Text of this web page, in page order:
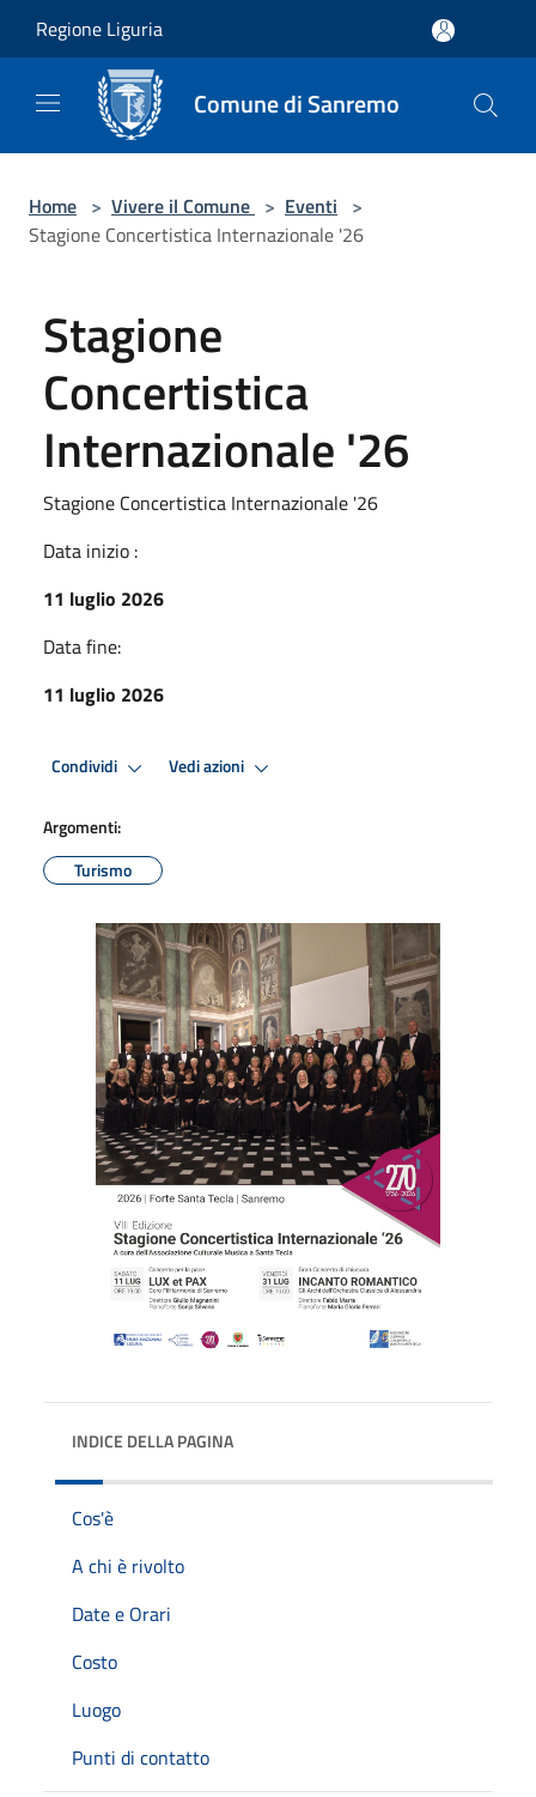
Regione Liguria
Comune di Sanremo
Home > Vivere il Comune > Eventi >
Stagione Concertistica Internazionale '26
Stagione
Concertistica
Internazionale '26
Stagione Concertistica Internazionale '26
Data inizio :
11 luglio 2026
Data fine:
11 luglio 2026
Condividi Vedi azioni
Argomenti:
Turismo
INDICE DELLA PAGINA
Cos'è
A chi è rivolto
Date e Orari
Costo
Luogo
Punti di contatto